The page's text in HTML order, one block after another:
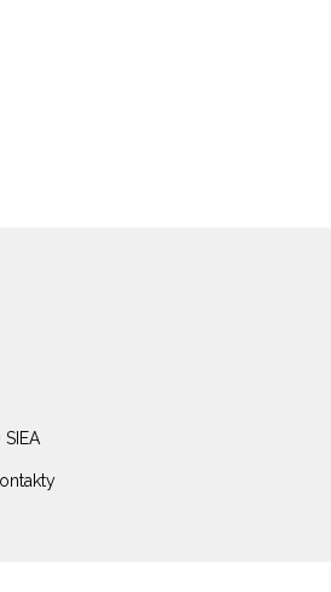
SIEA